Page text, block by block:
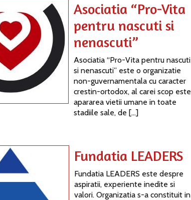
Asociatia “Pro-Vita
pentru nascuti si
nenascuti”
Asociatia “Pro-Vita pentru nascuti
si nenascuti” este o organizatie
non-guvernamentala cu caracter
crestin-ortodox, al carei scop este
apararea vietii umane in toate
stadiile sale, de […]
Fundatia LEADERS
Fundatia LEADERS este despre
aspiratii, experiente inedite si
valori. Organizatia s-a constituit in